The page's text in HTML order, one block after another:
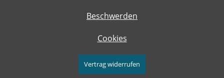
Beschwerden
Cookies
Vertrag widerrufen